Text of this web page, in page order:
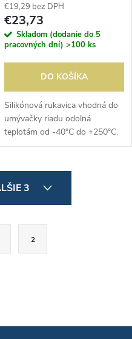
€19,29 bez DPH
€23,73
Skladom (dodanie do 5
pracovných dní) >100 ks
DO KOŠÍKA
Silikónová rukavica vhodná do
umývačky riadu odolná
teplotám od -40°C do +250°C.
Samostatný ukazovák pre
samostatne.
3
2